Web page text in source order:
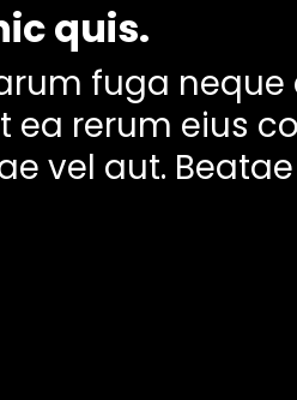
quis.
fuga
rerum eius
vel aut.